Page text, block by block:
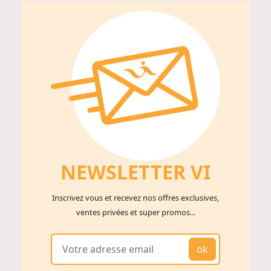
NEWSLETTER VI
Inscrivez vous et recevez nos offres exclusives,
ventes privées et super promos...
ok